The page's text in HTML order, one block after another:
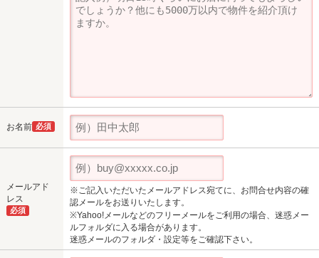
お名前 必須
メールアド
レス
必須
※ご記入いただいたメールアドレス宛てに、お問合せ内容の確
認メールをお送りいたします。
※Yahoo!メールなどのフリーメールをご利用の場合、迷惑メー
ルフォルダに入る場合があります。
迷惑メールのフォルダ・設定等をご確認下さい。